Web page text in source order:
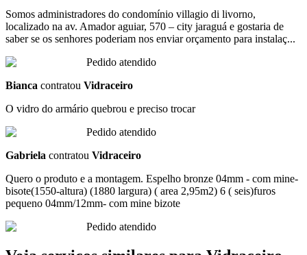
Somos administradores do condomínio villagio di livorno,
localizado na av. Amador aguiar, 570 – city jaraguá e gostaria de
saber se os senhores poderiam nos enviar orçamento para instalaç...
Pedido atendido
Bianca contratou Vidraceiro
O vidro do armário quebrou e preciso trocar
Pedido atendido
Gabriela contratou Vidraceiro
Quero o produto e a montagem. Espelho bronze 04mm - com mine-
bisote(1550-altura) (1880 largura) ( area 2,95m2) 6 ( seis)furos
pequeno 04mm/12mm- com mine bizote
Pedido atendido